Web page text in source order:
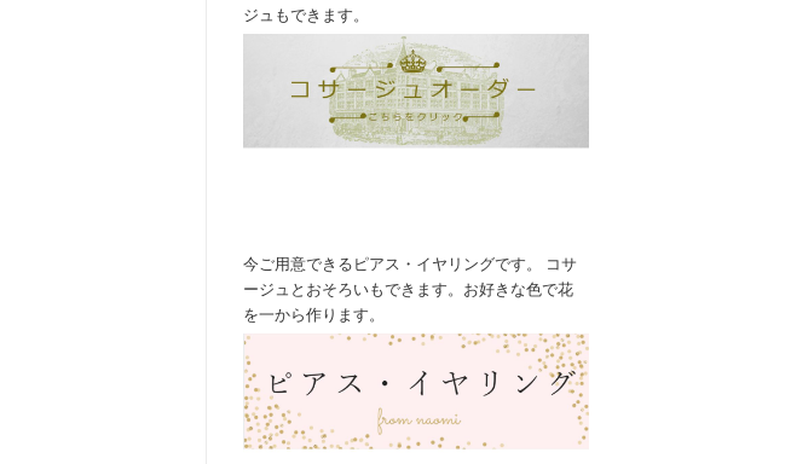
ジュもできます。
今ご用意できるピアス・イヤリングです。 コサ
ージュとおそろいもできます。お好きな色で花
を一から作ります。